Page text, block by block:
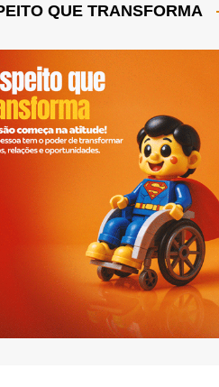
QUE TRANSFORMA